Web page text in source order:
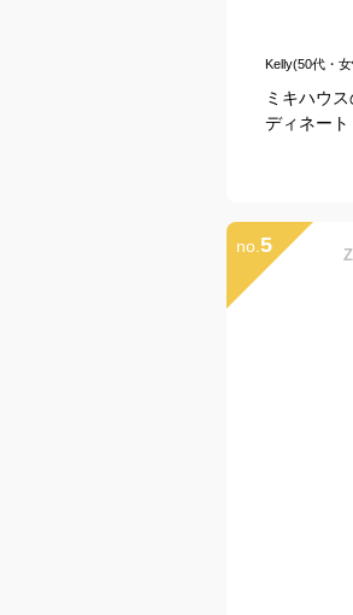
Kelly(50代・
ミキハウ
ディネート
no. 5